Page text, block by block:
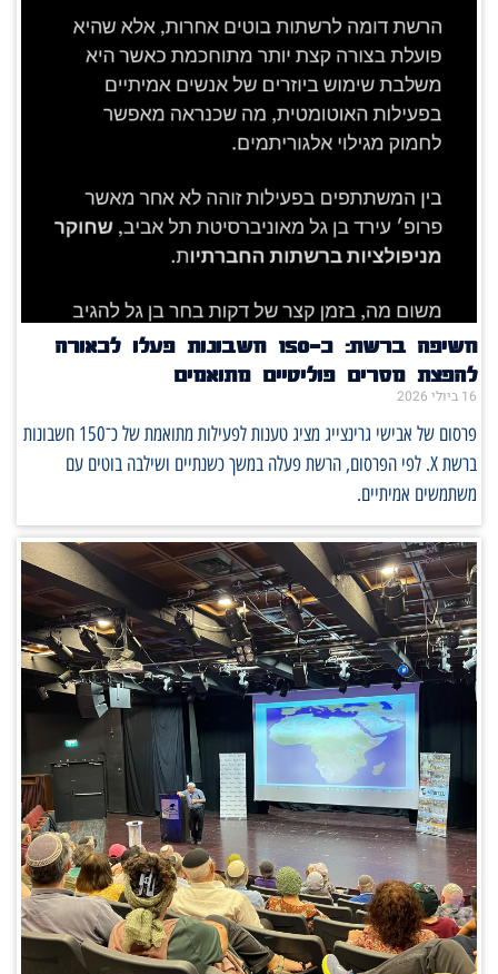
חשיפה ברשת: כ־150 חשבונות פעלו לכאורה
להפצת מסרים פוליטיים מתואמים
16 ביולי 2026
פרסום של אבישי גרינצייג מציג טענות לפעילות מתואמת של כ־150 חשבונות
ברשת X. לפי הפרסום, הרשת פעלה במשך כשנתיים ושילבה בוטים עם
משתמשים אמיתיים.